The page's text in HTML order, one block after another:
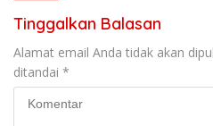
Tinggalkan Balasan
Alamat email Anda tidak akan
ditandai *